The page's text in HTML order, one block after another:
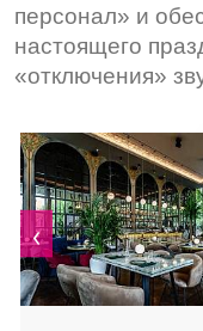
персонал» и
настоящего
«отключения»
‹